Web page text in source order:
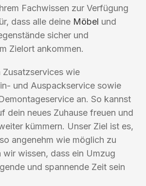
Fachwissen zur Verfügung
dass alle deine Möbel und
sicher und
Zielort ankommen.
Zusatzservices wie
und Auspackservice sowie
an. So kannst
dein neues Zuhause freuen und
kümmern. Unser Ziel ist es,
angenehm wie möglich zu
wir wissen, dass ein Umzug
und spannende Zeit sein